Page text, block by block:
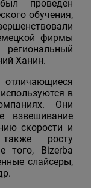
проведен
обучения,
фирмы
Ханин.
в
Они
взвешивание
скорости и
росту
того, Bizerba
слайсеры,